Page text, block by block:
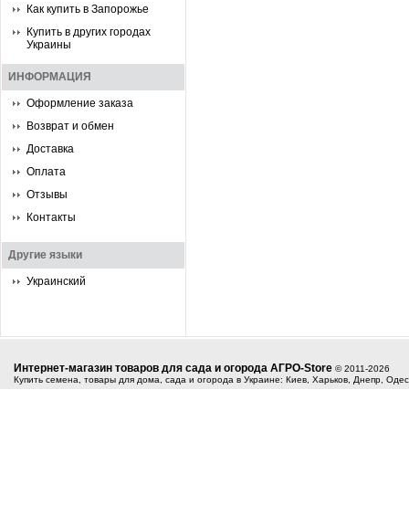
Как купить в Запорожье
Купить в других городах
Украины
ИНФОРМАЦИЯ
Оформление заказа
Возврат и обмен
Доставка
Оплата
Отзывы
Контакты
Другие языки
Украинский
Интернет-магазин товаров для сада и огорода АГРО-Store © 2011-2026
Купить семена, товары для дома, сада и огорода в Украине: Киев, Харьков, Днепр,